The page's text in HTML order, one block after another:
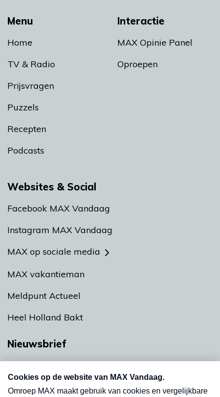
Menu
Home
TV & Radio
Prijsvragen
Puzzels
Recepten
Podcasts
Interactie
MAX Opinie Panel
Oproepen
Websites & Social
Facebook MAX Vandaag
Instagram MAX Vandaag
MAX op sociale media
MAX vakantieman
Meldpunt Actueel
Heel Holland Bakt
Nieuwsbrief
nieuwsbrief. Elke vrijdag- en dinsdagochtend in
uw mailbox.